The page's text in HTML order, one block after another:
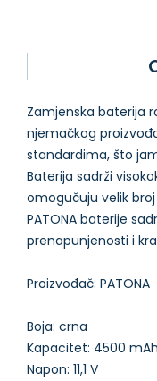
Zamjenska baterija
njemačkog
standardima, što
Baterija sadrži
omogučuju velik
PATONA baterije
prenapunjenosti i
Proizvođač: PATONA
Boja: crna
Kapacitet: 4500 mAh
Napon: 11,1 V